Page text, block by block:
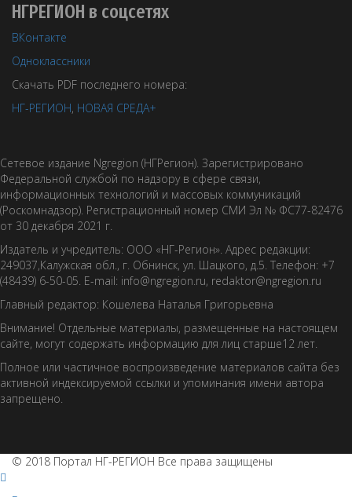
НГРЕГИОН в соцсетях
ВКонтакте
Одноклассники
Скачать PDF последнего номера:
НГ-РЕГИОН, НОВАЯ СРЕДА+
Сетевое издание Ngregion (НГРегион). Зарегистрировано
Федеральной службой по надзору в сфере связи,
информационных технологий и массовых коммуникаций
(Роскомнадзор). Регистрационный номер СМИ Эл № ФС77-82476
от 30 декабря 2021 г.
Издатель и учредитель: ООО «НГ-Регион». Адрес редакции:
249037,Калужская обл., г. Обнинск, ул. Шацкого, д.5. Телефон: +7
(48439) 6-50-05. E-mail: info@ngregion.ru, redaktor@ngregion.ru
Главный редактор: Кошелева Наталья Григорьевна
Внимание! Отдельные материалы, размещенные на настоящем
сайте, могут содержать информацию для лиц старше12 лет.
Полное или частичное воспроизведение материалов сайта без
активной индексируемой ссылки и упоминания имени автора
запрещено.
© 2018 Портал НГ-РЕГИОН Все права защищены